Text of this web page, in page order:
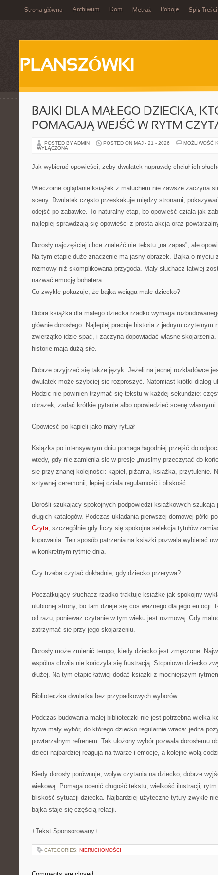
Strona główna Archiwum Dom Metraż Pokoje Spis Treści
PLANSZÓWKI
BAJKI DLA MAŁEGO DZIECKA,
POMAGAJĄ WEJŚĆ W RYTM
POSTED BY ADMIN POSTED ON MAJ - 21 - 2026
MOŻLIWOŚĆ
WYŁĄCZONA
Jak wybierać opowieści, żeby dwulatek naprawdę chciał ich
Wieczorne oglądanie książek z maluchem nie zawsze zaczyna
sceny. Dwulatek często przeskakuje między stronami,
odejść po zabawkę. To naturalny etap, bo opowieść działa jak
najlepiej sprawdzają się opowieści z prostą akcją oraz
Dorosły najczęściej chce znaleźć nie tekstu „na zapas”, ale
Na tym etapie duże znaczenie ma jasny obrazek. Bajka o myciu
rozmowy niż skomplikowana przygoda. Mały słuchacz łatwiej
nazwać emocję bohatera.
Co zwykle pokazuje, że bajka wciąga małe dziecko?
Dobra książka dla małego dziecka rzadko wymaga
głównie dorosłego. Najlepiej pracuje historia z jednym
zwierzątko idzie spać, i zaczyna dopowiadać własne
historie mają dużą siłę.
Dobrze przyjrzeć się także język. Jeżeli na jednej rozkładówce
dwulatek może szybciej się rozproszyć. Natomiast krótki dialog
Rodzic nie powinien trzymać się tekstu w każdej sekundzie;
obrazek, zadać krótkie pytanie albo opowiedzieć scenę własnymi
Opowieść po kąpieli jako mały rytuał
Książka po intensywnym dniu pomaga łagodniej przejść do
wtedy, gdy nie zamienia się w presję „musimy przeczytać do
się przy znanej kolejności: kąpiel, piżama, książka, przytulenie.
sztywnej ceremonii; lepiej działa regularność i bliskość.
Dorośli szukający spokojnych podpowiedzi książkowych
długich katalogów. Podczas układania pierwszej domowej półki
Czyta, szczególnie gdy liczy się spokojna selekcja tytułów
kupowania. Ten sposób patrzenia na książki pozwala wybierać
w konkretnym rytmie dnia.
Czy trzeba czytać dokładnie, gdy dziecko przerywa?
Początkujący słuchacz rzadko traktuje książkę jak spokojny
ulubionej strony, bo tam dzieje się coś ważnego dla jego emocji.
od razu, ponieważ czytanie w tym wieku jest rozmową. Gdy
zatrzymać się przy jego skojarzeniu.
Dorosły może zmienić tempo, kiedy dziecko jest zmęczone.
wspólna chwila nie kończyła się frustracją. Stopniowo dziecko
dłużej. Na tym etapie łatwiej dodać książki z mocniejszym
Biblioteczka dwulatka bez przypadkowych wyborów
Podczas budowania małej biblioteczki nie jest potrzebna wielka
bywa mały wybór, do którego dziecko regularnie wraca: jedna
powtarzalnym refrenem. Tak ułożony wybór pozwala dorosłemu
dzieci najbardziej reagują na twarze i emocje, a kolejne wolą
Kiedy dorosły porównuje, wpływ czytania na dziecko, dobrze
wiekową. Pomaga ocenić długość tekstu, wielkość ilustracji, rytm
bliskość sytuacji dziecka. Najbardziej użyteczne tytuły zwykle
bajka staje się częścią relacji.
+Tekst Sponsorowany+
CATEGORIES: NIERUCHOMOŚCI